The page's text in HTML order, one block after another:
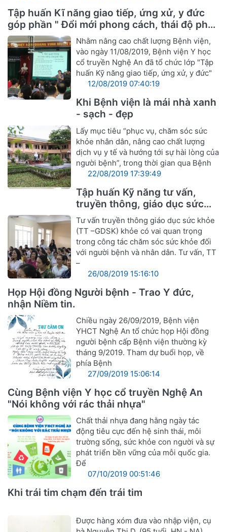
Tập huấn Kĩ năng giao tiếp, ứng xử, y đức
góp phần " Đổi mới phong cách, thái độ phục
vụ cán bộ ngành Y hướng tới sự hài lòng
người bệnh"
Nhằm nâng cao chất lượng Bệnh viện,
vào ngày 11/08/2019, Bệnh viện Y học
cổ truyền Nghệ An đã tổ chức lớp "Tập
huấn Kỹ năng giao tiếp, ứng xử, y đức"
12/08/2019 07:40:19
Khi Bệnh viện là mái nhà xanh
- sạch - đẹp
Lấy mục tiêu “phục vụ, chăm sóc sức
khỏe nhân dân, nâng cao chất lượng
dịch vụ y tế và hướng tới sự hài lòng của
người bệnh”, trong thời gian qua Bệnh
22/08/2019 17:39:49
Tập huấn Kỹ năng tư vấn,
truyền thông, giáo dục sức
khỏe
Tư vấn truyền thông giáo dục sức khỏe
(TT –GDSK) khỏe có vai quan trọng
trong công tác chăm sóc sức khỏe đối
với người bệnh và nhân dân. Tư vấn, TT
–
26/08/2019 15:16:10
Họp Hội đồng Người bệnh - Trao Y đức,
nhận Niềm tin.
Chiều ngày 26/09/2019, Bệnh viện
YHCT Nghệ An tổ chức họp Hội đồng
người bệnh cấp Bệnh viện thường kỳ
tháng 9/2019. Tham dự buổi họp, về
phía Bệnh
27/09/2019 15:06:14
Cùng Bệnh viện Y học cổ truyền Nghệ An
"Nói không với rác thải nhựa"
Chất thải nhựa đang hằng ngày tác
động tiêu cực đến hệ sinh thái, môi
trường sống, sức khỏe con người và sự
phát triển bền vững của mỗi quốc gia.
Để
07/10/2019 00:51:46
Khi trái tim chạm đến trái tim
Được hàng xóm đưa vào nhập viện, cụ